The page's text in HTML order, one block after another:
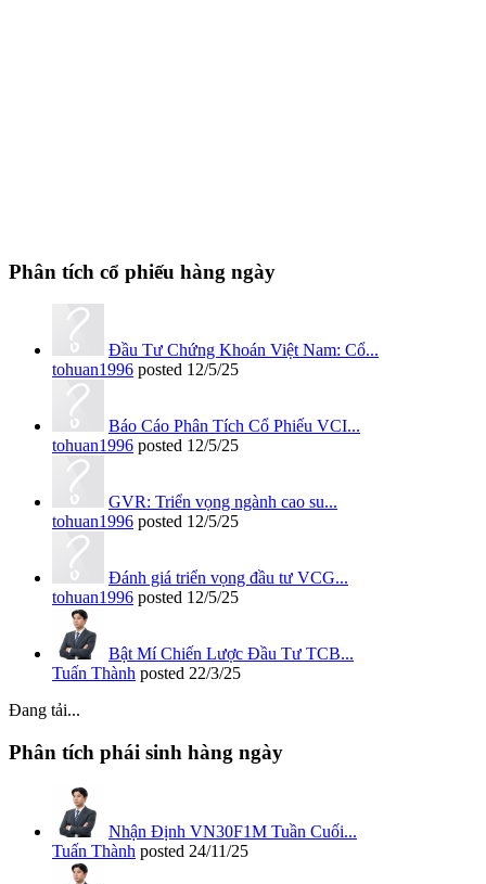
Phân tích cổ phiếu hàng ngày
Đầu Tư Chứng Khoán Việt Nam: Cổ...
tohuan1996 posted 12/5/25
Báo Cáo Phân Tích Cổ Phiếu VCI...
tohuan1996 posted 12/5/25
GVR: Triển vọng ngành cao su...
tohuan1996 posted 12/5/25
Đánh giá triển vọng đầu tư VCG...
tohuan1996 posted 12/5/25
Bật Mí Chiến Lược Đầu Tư TCB...
Tuấn Thành posted 22/3/25
Đang tải...
Phân tích phái sinh hàng ngày
Nhận Định VN30F1M Tuần Cuối...
Tuấn Thành posted 24/11/25